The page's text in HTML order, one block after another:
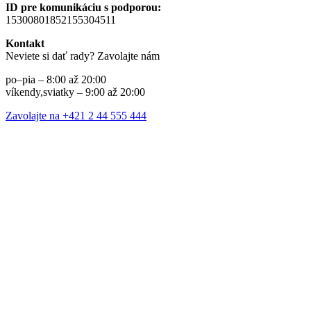
ID pre komunikáciu s podporou:
15300801852155304511
Kontakt
Neviete si dať rady? Zavolajte nám
po–pia – 8:00 až 20:00
víkendy,sviatky – 9:00 až 20:00
Zavolajte na +421 2 44 555 444